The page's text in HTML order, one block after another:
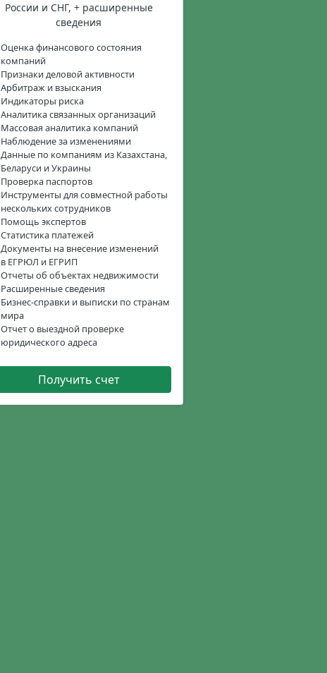
России и СНГ, + расширенные
сведения
Оценка финансового состояния
компаний
Признаки деловой активности
Арбитраж и взыскания
Индикаторы риска
Аналитика связанных организаций
Массовая аналитика компаний
Наблюдение за изменениями
Данные по компаниям из Казахстана,
Беларуси и Украины
Проверка паспортов
Инструменты для совместной работы
нескольких сотрудников
Помощь экспертов
Статистика платежей
Документы на внесение изменений
в ЕГРЮЛ и ЕГРИП
Отчеты об объектах недвижимости
Расширенные сведения
Бизнес-справки и выписки по странам
мира
Отчет о выездной проверке
юридического адреса
Получить счет